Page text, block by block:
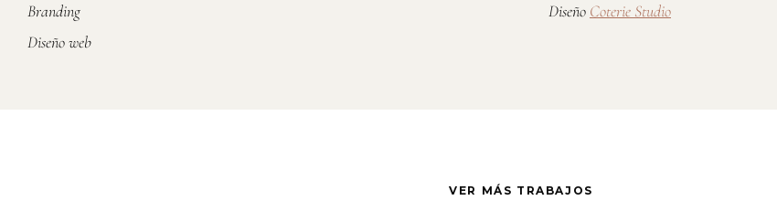
Branding
Diseño web
Diseño Coterie Studio
VER MÁS TRABAJOS